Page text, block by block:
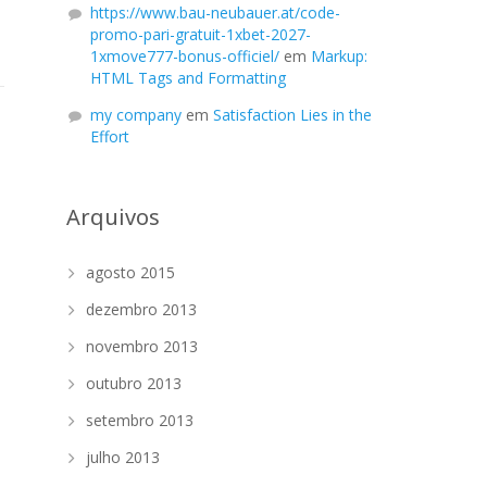
https://www.bau-neubauer.at/code-
promo-pari-gratuit-1xbet-2027-
1xmove777-bonus-officiel/ em Markup:
HTML Tags and Formatting
my company em Satisfaction Lies in the
Effort
Arquivos
agosto 2015
dezembro 2013
novembro 2013
outubro 2013
setembro 2013
julho 2013